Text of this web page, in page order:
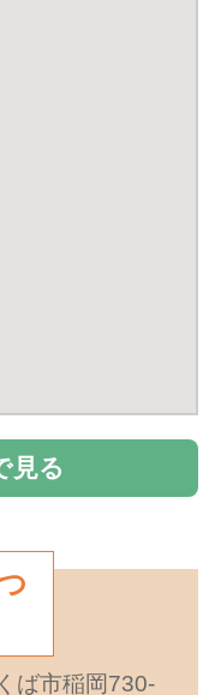
見る
ば市稲岡730-